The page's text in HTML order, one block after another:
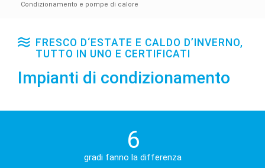
Condizionamento e pompe di calore
FRESCO D‘ESTATE E CALDO D’INVERNO,
TUTTO IN UNO E CERTIFICATI
Impianti di condizionamento
6
gradi fanno la differenza